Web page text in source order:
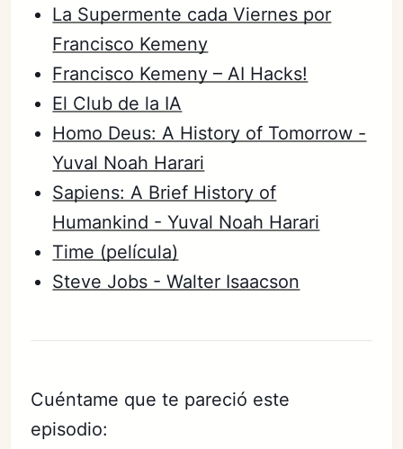
La Supermente cada Viernes por
Francisco Kemeny
Francisco Kemeny – AI Hacks!
El Club de la IA
Homo Deus: A History of Tomorrow -
Yuval Noah Harari
Sapiens: A Brief History of
Humankind - Yuval Noah Harari
Time (película)
Steve Jobs - Walter Isaacson
Cuéntame que te pareció este
episodio: